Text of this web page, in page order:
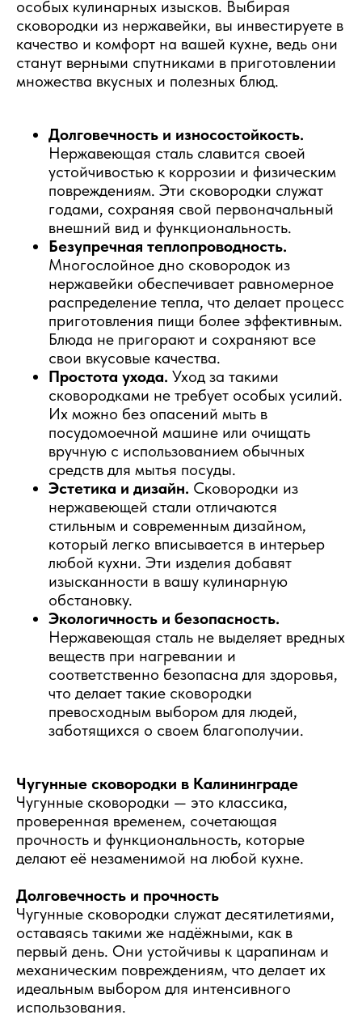
особых кулинарных изысков. Выбирая
сковородки из нержавейки, вы инвестируете в
качество и комфорт на вашей кухне, ведь они
станут верными спутниками в приготовлении
множества вкусных и полезных блюд.
Долговечность и износостойкость.
Нержавеющая сталь славится своей
устойчивостью к коррозии и физическим
повреждениям. Эти сковородки служат
годами, сохраняя свой первоначальный
внешний вид и функциональность.
Безупречная теплопроводность.
Многослойное дно сковородок из
нержавейки обеспечивает равномерное
распределение тепла, что делает процесс
приготовления пищи более эффективным.
Блюда не пригорают и сохраняют все
свои вкусовые качества.
Простота ухода. Уход за такими
сковородками не требует особых усилий.
Их можно без опасений мыть в
посудомоечной машине или очищать
вручную с использованием обычных
средств для мытья посуды.
Эстетика и дизайн. Сковородки из
нержавеющей стали отличаются
стильным и современным дизайном,
который легко вписывается в интерьер
любой кухни. Эти изделия добавят
изысканности в вашу кулинарную
обстановку.
Экологичность и безопасность.
Нержавеющая сталь не выделяет вредных
веществ при нагревании и
соответственно безопасна для здоровья,
что делает такие сковородки
превосходным выбором для людей,
заботящихся о своем благополучии.
Чугунные сковородки в Калининграде
Чугунные сковородки — это классика,
проверенная временем, сочетающая
прочность и функциональность, которые
делают её незаменимой на любой кухне.
Долговечность и прочность
Чугунные сковородки служат десятилетиями,
оставаясь такими же надёжными, как в
первый день. Они устойчивы к царапинам и
механическим повреждениям, что делает их
идеальным выбором для интенсивного
использования.